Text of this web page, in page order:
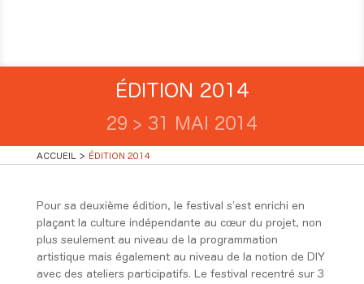
ÉDITION 2014
29 > 31 MAI 2014
ACCUEIL ÉDITION 2014
Pour sa deuxième édition, le festival s’est enrichi en
plaçant la culture indépendante au cœur du projet, non
plus seulement au niveau de la programmation
artistique mais également au niveau de la notion de DIY
avec des ateliers participatifs. Le festival recentré sur 3